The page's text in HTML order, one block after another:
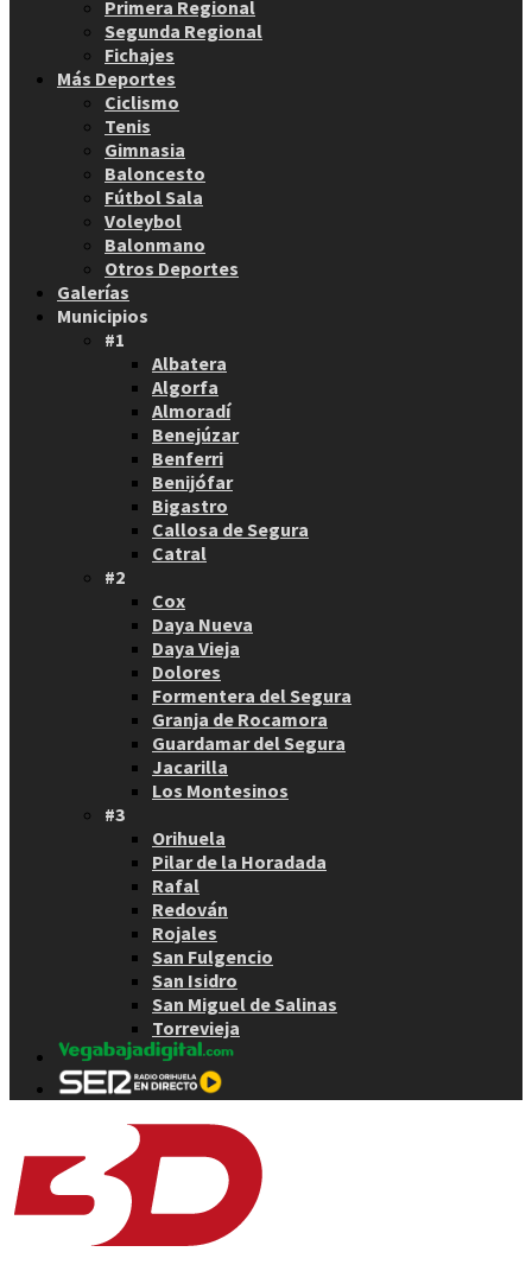
Primera Regional
Segunda Regional
Fichajes
Más Deportes
Ciclismo
Tenis
Gimnasia
Baloncesto
Fútbol Sala
Voleybol
Balonmano
Otros Deportes
Galerías
Municipios
#1
Albatera
Algorfa
Almoradí
Benejúzar
Benferri
Benijófar
Bigastro
Callosa de Segura
Catral
#2
Cox
Daya Nueva
Daya Vieja
Dolores
Formentera del Segura
Granja de Rocamora
Guardamar del Segura
Jacarilla
Los Montesinos
#3
Orihuela
Pilar de la Horadada
Rafal
Redován
Rojales
San Fulgencio
San Isidro
San Miguel de Salinas
Torrevieja